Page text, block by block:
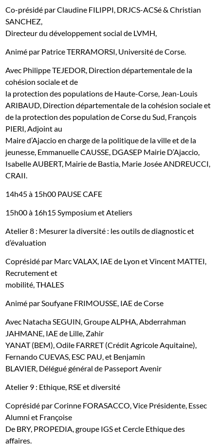
Co-présidé par Claudine FILIPPI, DRJCS-ACSé & Christian
SANCHEZ,
Directeur du développement social de LVMH,
Animé par Patrice TERRAMORSI, Université de Corse.
Avec Philippe TEJEDOR, Direction départementale de la
cohésion sociale et de
la protection des populations de Haute-Corse, Jean-Louis
ARIBAUD, Direction départementale de la cohésion sociale et
de la protection des population de Corse du Sud, François
PIERI, Adjoint au
Maire d’Ajaccio en charge de la politique de la ville et de la
jeunesse, Emmanuelle CAUSSE, DGASEP Mairie D’Ajaccio,
Isabelle AUBERT, Mairie de Bastia, Marie Josée ANDREUCCI,
CRAII.
14h45 à 15h00 PAUSE CAFE
15h00 à 16h15 Symposium et Ateliers
Atelier 8 : Mesurer la diversité : les outils de diagnostic et
d’évaluation
Coprésidé par Marc VALAX, IAE de Lyon et Vincent MATTEI,
Recrutement et
mobilité, THALES
Animé par Soufyane FRIMOUSSE, IAE de Corse
Avec Natacha SEGUIN, Groupe ALPHA, Abderrahman
JAHMANE, IAE de Lille, Zahir
YANAT (BEM), Odile FARRET (Crédit Agricole Aquitaine),
Fernando CUEVAS, ESC PAU, et Benjamin
BLAVIER, Délégué général de Passeport Avenir
Atelier 9 : Ethique, RSE et diversité
Coprésidé par Corinne FORASACCO, Vice Présidente, Essec
Alumni et Françoise
De BRY, PROPEDIA, groupe IGS et Cercle Ethique des
affaires.